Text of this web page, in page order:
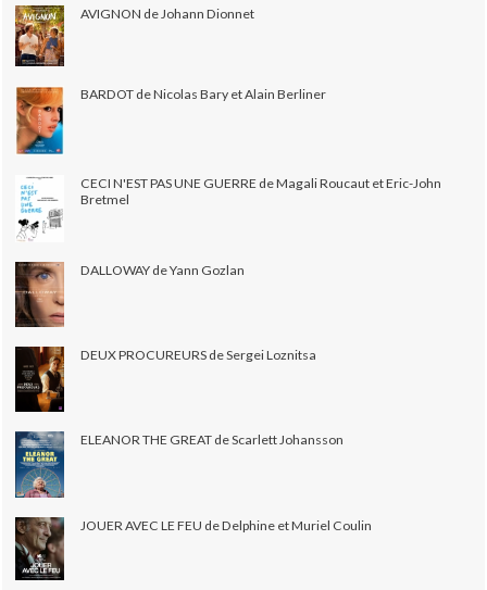
AVIGNON de Johann Dionnet
BARDOT de Nicolas Bary et Alain Berliner
CECI N'EST PAS UNE GUERRE de Magali Roucaut et Eric-John
Bretmel
DALLOWAY de Yann Gozlan
DEUX PROCUREURS de Sergei Loznitsa
ELEANOR THE GREAT de Scarlett Johansson
JOUER AVEC LE FEU de Delphine et Muriel Coulin